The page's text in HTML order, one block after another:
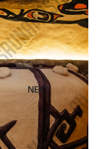
NEXT